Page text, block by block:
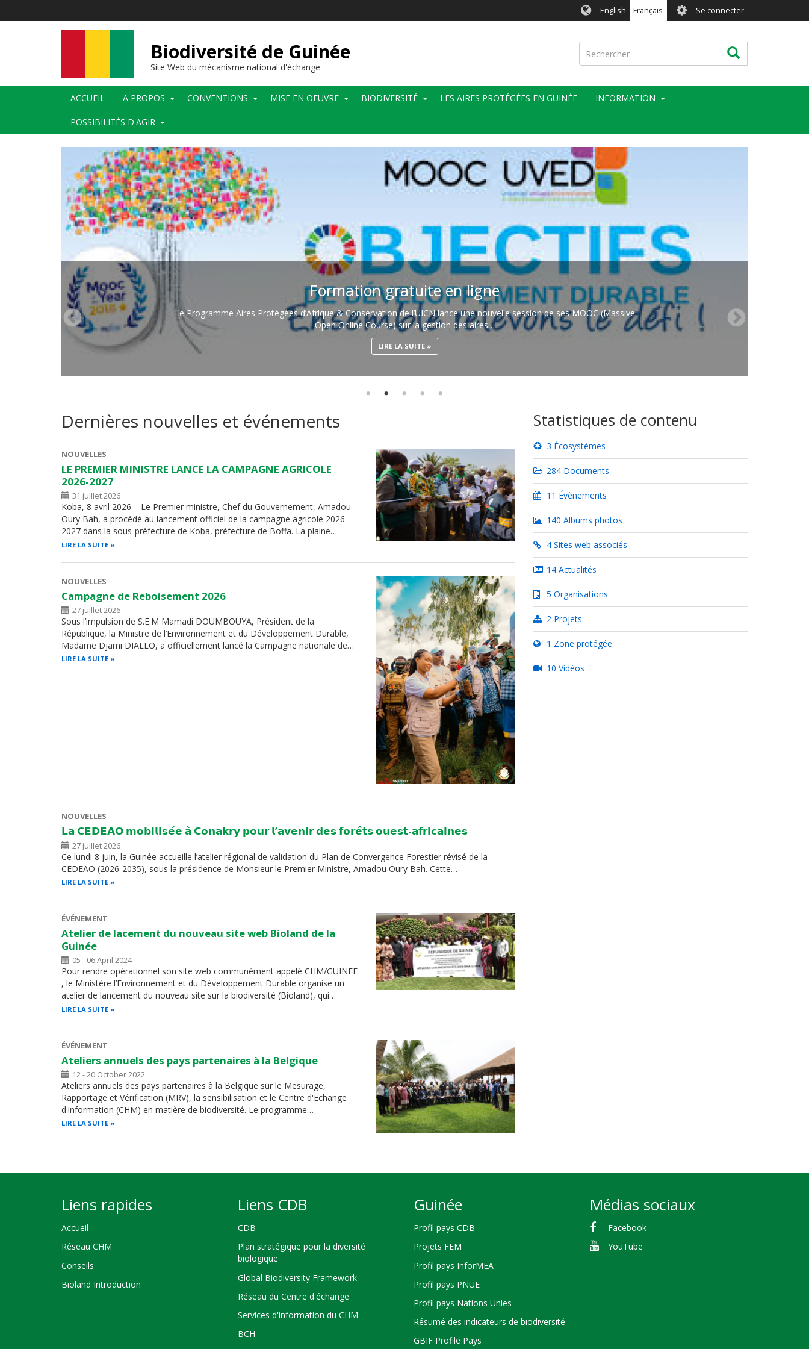
English Français User
account
menu
Se connecter
Biodiversité de Guinée
Site Web du mécanisme national d'échange
Rechercher Rechercher
Main
ACCUEIL A PROPOS CONVENTIONS MISE EN OEUVRE BIODIVERSITÉ LES AIRES PROTÉGÉES EN GUINÉE INFORMATION
POSSIBILITÉS D'AGIR
Formation gratuite en ligne
Le Programme Aires Protégées d’Afrique & Conservation de l’UICN lance une nouvelle session de ses MOOC (Massive
Open Online Course) sur la gestion des aires…
LIRE LA SUITE
Dernières nouvelles et événements
NOUVELLES
LE PREMIER MINISTRE LANCE LA CAMPAGNE AGRICOLE
2026-2027
31 juillet 2026
Koba, 8 avril 2026 – Le Premier ministre, Chef du Gouvernement, Amadou
Oury Bah, a procédé au lancement officiel de la campagne agricole 2026-
2027 dans la sous-préfecture de Koba, préfecture de Boffa. La plaine…
LIRE LA SUITE
NOUVELLES
Campagne de Reboisement 2026
27 juillet 2026
Sous l’impulsion de S.E.M Mamadi DOUMBOUYA, Président de la
République, la Ministre de l’Environnement et du Développement Durable,
Madame Djami DIALLO, a officiellement lancé la Campagne nationale de…
LIRE LA SUITE
NOUVELLES
𝗟𝗮 𝗖𝗘𝗗𝗘𝗔𝗢 𝗺𝗼𝗯𝗶𝗹𝗶𝘀𝗲́𝗲 𝗮̀ 𝗖𝗼𝗻𝗮𝗸𝗿𝘆 𝗽𝗼𝘂𝗿 𝗹’𝗮𝘃𝗲𝗻𝗶𝗿 𝗱𝗲𝘀 𝗳𝗼𝗿𝗲̂𝘁𝘀 𝗼𝘂𝗲𝘀𝘁-𝗮𝗳𝗿𝗶𝗰𝗮𝗶𝗻𝗲𝘀
27 juillet 2026
Ce lundi 8 juin, la Guinée accueille l’atelier régional de validation du Plan de Convergence Forestier révisé de la
CEDEAO (2026-2035), sous la présidence de Monsieur le Premier Ministre, Amadou Oury Bah. Cette…
LIRE LA SUITE
ÉVÉNEMENT
Atelier de lacement du nouveau site web Bioland de la
Guinée
05 - 06 April 2024
Pour rendre opérationnel son site web communément appelé CHM/GUINEE
, le Ministère l’Environnement et du Développement Durable organise un
atelier de lancement du nouveau site sur la biodiversité (Bioland), qui…
LIRE LA SUITE
ÉVÉNEMENT
Ateliers annuels des pays partenaires à la Belgique
12 - 20 October 2022
Ateliers annuels des pays partenaires à la Belgique sur le Mesurage,
Rapportage et Vérification (MRV), la sensibilisation et le Centre d'Echange
d'information (CHM) en matière de biodiversité. Le programme…
LIRE LA SUITE
Statistiques de contenu
3 Écosystèmes
284 Documents
11 Évènements
140 Albums photos
4 Sites web associés
14 Actualités
5 Organisations
2 Projets
1 Zone protégée
10 Vidéos
Liens rapides
Accueil
Réseau CHM
Conseils
Bioland Introduction
Liens CDB
CDB
Plan stratégique pour la diversité
biologique
Global Biodiversity Framework
Réseau du Centre d'échange
Services d'information du CHM
BCH
Guinée
Profil pays CDB
Projets FEM
Profil pays InforMEA
Profil pays PNUE
Profil pays Nations Unies
Résumé des indicateurs de biodiversité
GBIF Profile Pays
Médias sociaux
Facebook
YouTube